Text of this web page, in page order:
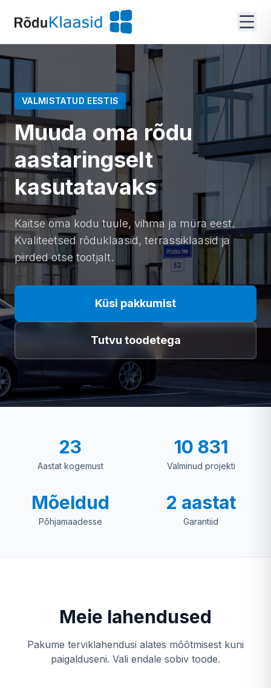
VALMISTATUD EESTIS
Muuda oma rõdu
aastaringselt
kasutatavaks
Kaitse oma kodu tuule, vihma ja müra eest.
Kvaliteetsed rõduklaasid, terrassiklaasid ja
piirded otse tootjalt.
Küsi pakkumist
Tutvu toodetega
23
Aastat kogemust
10 831
Valminud projekti
Mõeldud
Põhjamaadesse
2 aastat
Garantiid
Meie lahendused
Pakume terviklahendusi alates mõõtmisest kuni
paigalduseni. Vali endale sobiv toode.